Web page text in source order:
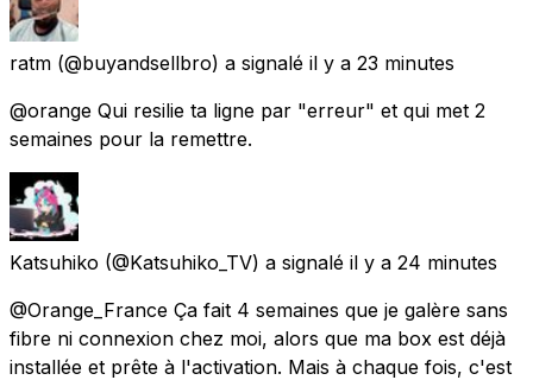
ratm (@buyandsellbro) a signalé il y a 23 minutes
@orange Qui resilie ta ligne par "erreur" et qui met 2
semaines pour la remettre.
Katsuhiko (@Katsuhiko_TV) a signalé il y a 24 minutes
@Orange_France Ça fait 4 semaines que je galère sans
fibre ni connexion chez moi, alors que ma box est déjà
installée et prête à l'activation. Mais à chaque fois, c'est